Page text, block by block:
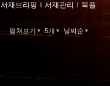
서재브리핑 ｌ 서재관리 ｌ 북플
펼쳐보기 5개 날짜순